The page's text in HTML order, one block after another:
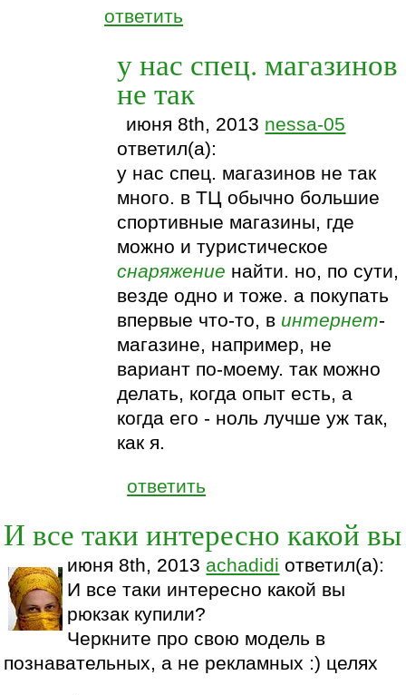
ответить
у нас спец. магазинов
не так
июня 8th, 2013 nessa-05
ответил(а):
у нас спец. магазинов не так
много. в ТЦ обычно большие
спортивные магазины, где
можно и туристическое
снаряжение найти. но, по сути,
везде одно и тоже. а покупать
впервые что-то, в интернет-
магазине, например, не
вариант по-моему. так можно
делать, когда опыт есть, а
когда его - ноль лучше уж так,
как я.
ответить
И все таки интересно какой вы
июня 8th, 2013 achadidi ответил(а):
И все таки интересно какой вы
рюкзак купили?
Черкните про свою модель в
познавательных, а не рекламных :) целях